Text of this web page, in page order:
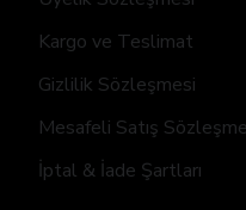
Kargo ve Teslimat
Gizlilik Sözleşmesi
Mesafeli Satış
İptal & İade Şartları